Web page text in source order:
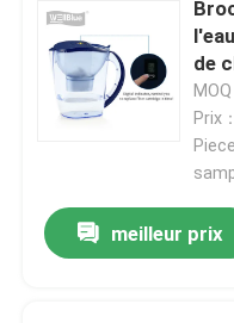
de
Prix
meilleur prix